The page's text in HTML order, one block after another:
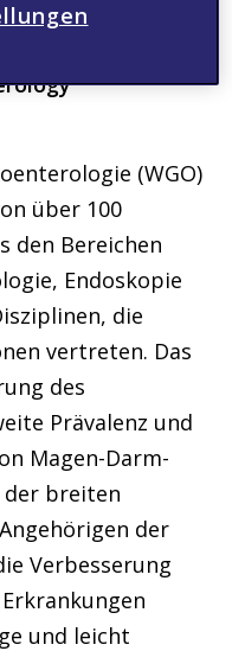
(WGO)
über 100
den Bereichen
Endoskopie
die
vertreten. Das
des
Prävalenz und
Magen-Darm-
der breiten
der
Verbesserung
und leicht